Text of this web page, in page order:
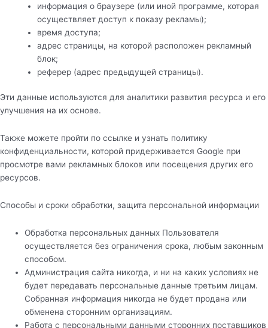
информация о браузере (или иной программе, которая
осуществляет доступ к показу рекламы);
время доступа;
адрес страницы, на которой расположен рекламный
блок;
реферер (адрес предыдущей страницы).
Эти данные используются для аналитики развития ресурса и его
улучшения на их основе.
Также можете пройти по ссылке и узнать политику
конфиденциальности, которой придерживается Google при
просмотре вами рекламных блоков или посещения других его
ресурсов.
Способы и сроки обработки, защита персональной информации
Обработка персональных данных Пользователя
осуществляется без ограничения срока, любым законным
способом.
Администрация сайта никогда, и ни на каких условиях не
будет передавать персональные данные третьим лицам.
Собранная информация никогда не будет продана или
обменена сторонним организациям.
Работа с персональными данными сторонних поставщиков